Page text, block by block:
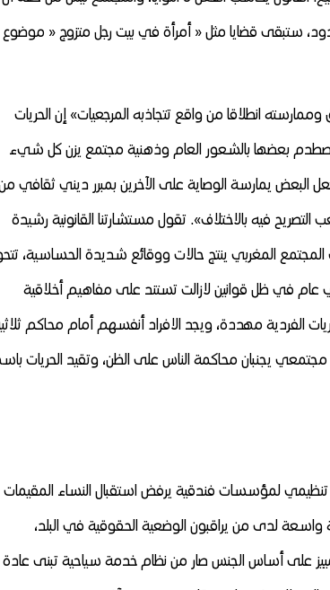
ستبقى قضايا مثل « أمرأة في بيت رجل متزوج « موضوع
انطلاقا من واقع تتجاذبه المرجعيات» إن الحريات
يصطدم بعضها بالشعور العام وذهنية مجتمع يزن كل شيء
البعض يمارسة الوصاية على الآخرين بمبرر ديني ثقافي
التصريح فيه بالاختلاف». تقول مستشارتنا القانونية رشيدة
المجتمع المغربي ينتج حالات ووقائع شديدة الحساسية،
عام في ظل قوانين لازالت تستند على مفاهيم أخلاقية
الفردية مهددة، ويجد الافراد أنفسهم أمام محاكم
يجنبان محاكمة الناس على الظن، وتقيد الحريات
لمؤسسات فندقية يرفض استقبال النساء المقيمات
كلمترا. أثار هذا القرار جذبة واسعة لدى من يراقبون الوضعية الحقوقية في البلد،
على أساس الجنس صار من نظام خدمة سياحية تبنى عادة